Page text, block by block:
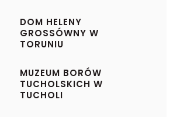
DOM HELENY
GROSSÓWNY W
TORUNIU
MUZEUM BORÓW
TUCHOLSKICH W
TUCHOLI